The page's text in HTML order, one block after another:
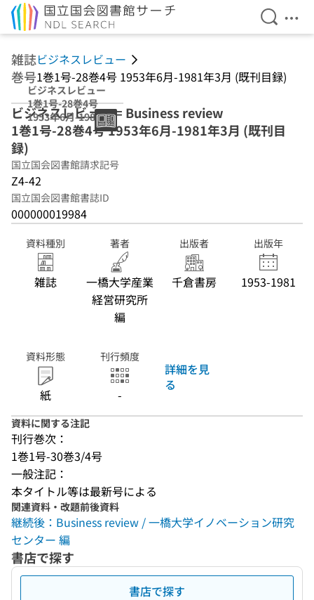
検索を
メ
雑誌ビジネスレビュー
巻号1巻1号-28巻4号 1953年6月-1981年3月 (既刊目録)
ビジネスレビュー
1巻1号-28巻4号
1953年6月-1981
年3月 (既刊目録)
ビジネスレビュー = Business review
1巻1号-28巻4号 1953年6月-1981年3月 (既刊目
録)
国立国会図書館請求記号
Z4-42
国立国会図書館書誌ID
000000019984
資料種別
雑誌
著者
一橋大学産業
経営研究所
編
出版者
千倉書房
出版年
1953-1981
資料形態
紙
刊行頻度
-
詳細を見
る
資料に関する注記
刊行巻次：
1巻1号-30巻3/4号
一般注記：
本タイトル等は最新号による
関連資料・改題前後資料
継続後：Business review / 一橋大学イノベーション研究
センター 編
書店で探す
書店で探す